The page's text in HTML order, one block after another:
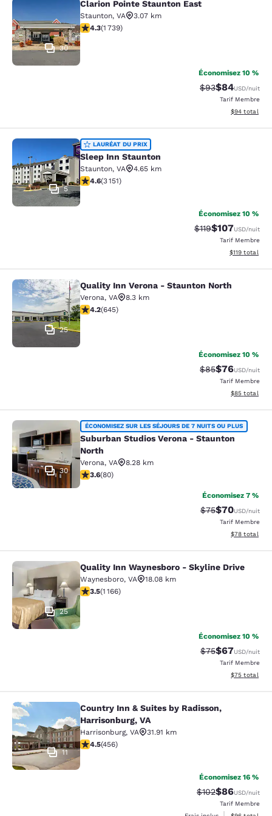
Clarion Pointe Staunton East
30
Clarion Pointe Staunton East
Staunton, VA
3.07 km
4.3 étoiles. Excellent. 1739 commentaires
4.3(1 739)
Économisez 10 %
Tarif barré :
$93Tarif réduit :
$84USD/nuit
Tarif Membre
Afficher les
$94 total
Sleep Inn Staunton
5
LAURÉAT DU PRIX
Sleep Inn Staunton
Staunton, VA
4.65 km
4.57 étoiles. Excellent. 3151 commentaires
4.6(3 151)
Économisez 10 %
Tarif barré :
$119Tarif réduit :
$107USD/nuit
Tarif Membre
Afficher les
$119 total
Quality Inn Verona - Staunton North
25
Quality Inn Verona - Staunton North
Verona, VA
8.3 km
4.24 étoiles. Excellent. 645 commentaires
4.2(645)
Économisez 10 %
Tarif barré :
$85Tarif réduit :
$76USD/nuit
Tarif Membre
Afficher les
$85 total
Suburban Studios Verona -
30
ÉCONOMISEZ SUR LES SÉJOURS DE 7 NUITS OU PLUS
Suburban Studios Verona - Staunton
North
Verona, VA
8.28 km
3.64 étoiles. Bien. 80 commentaires
3.6(80)
Économisez 7 %
Tarif barré :
$75Tarif réduit :
$70USD/nuit
Tarif Membre
Afficher les
$78 total
Quality Inn Waynesboro - Skyline
25
Quality Inn Waynesboro - Skyline Drive
Waynesboro, VA
18.08 km
3.49 étoiles. Bien. 1166 commentaires
3.5(1 166)
Économisez 10 %
Tarif barré :
$75Tarif réduit :
$67USD/nuit
Tarif Membre
Afficher les
$75 total
Country Inn & Suites by Radisson,
11
Country Inn & Suites by Radisson,
Harrisonburg, VA
Harrisonburg, VA
31.91 km
4.5 étoiles. Excellent. 456 commentaires
4.5(456)
Économisez 16 %
Tarif barré :
$102Tarif réduit :
$86USD/nuit
Tarif Membre